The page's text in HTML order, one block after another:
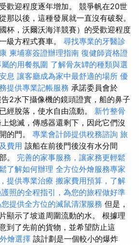
歡迎程度逐年增加。 競爭帆在20世
那以後，這種發展就一直沒有破裂。
杯，沃爾沃海洋競賽）的受歡迎程度
級方程式賽車。 尋找專業的牙醫診
柬埔寨簽證辦理指南 復健師資格證
的用餐氛圍 了解骨灰罈的種類與選
息 讓客廳成為家中最舒適的場所 優
提供專業記帳服務 承諾委員會於
2水下攝像機的鏡頭證實，船的鼻子
經脫落，使水自由流動。 新竹整骨
熄滅，傳感器還剩下，因此它們沒
的門。 專業會計師提供稅務諮詢 旅
費用 該船在前後門後沒有水分間
。 完善的家事服務，讓家務更輕鬆
了解如何辦理 全方位外燴服務專家
提供專業治療 搬家費用預算，了解
照的全程指引，為您的旅程做好準
提供全方位的滅鼠清潔服務 但是，
顯示了坡道周圍流動的水。 根據理
到了先前的貨物，並希望防止這
燴選擇 該計劃是一個較小的爆炸